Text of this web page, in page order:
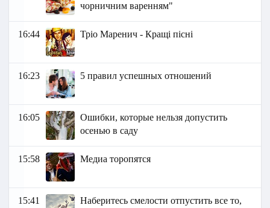
чорничним варенням"
16:44 Тріо Маренич - Кращі пісні
16:23 5 правил успешных отношений
16:05
Ошибки, которые нельзя допустить
осенью в саду
15:58 Медиа торопятся
15:41
Наберитесь смелости отпустить все то,